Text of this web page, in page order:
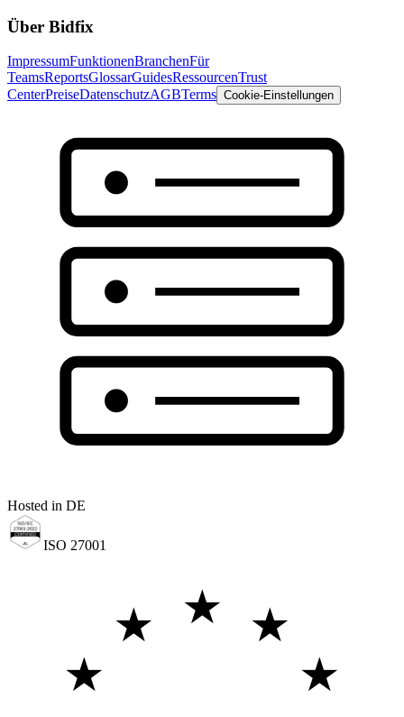
Über Bidfix
ImpressumFunktionenBranchenFür
TeamsReportsGlossarGuidesRessourcenTrust
CenterPreiseDatenschutzAGBTerms Cookie-Einstellungen
Hosted in DE
ISO 27001
★ ★
★
★
★